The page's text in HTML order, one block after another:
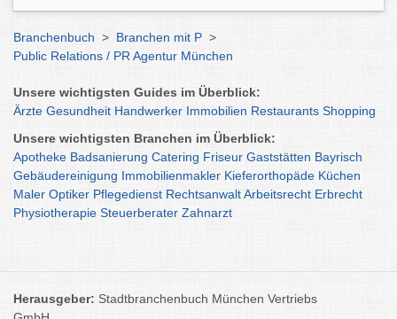
Branchenbuch > Branchen mit P >
Public Relations / PR Agentur München
Unsere wichtigsten Guides im Überblick:
Ärzte Gesundheit Handwerker Immobilien Restaurants Shopping
Unsere wichtigsten Branchen im Überblick:
Apotheke Badsanierung Catering Friseur Gaststätten Bayrisch
Gebäudereinigung Immobilienmakler Kieferorthopäde Küchen
Maler Optiker Pflegedienst RechtsanwaltArbeitsrecht Erbrecht
Physiotherapie Steuerberater Zahnarzt
Herausgeber: Stadtbranchenbuch München Vertriebs